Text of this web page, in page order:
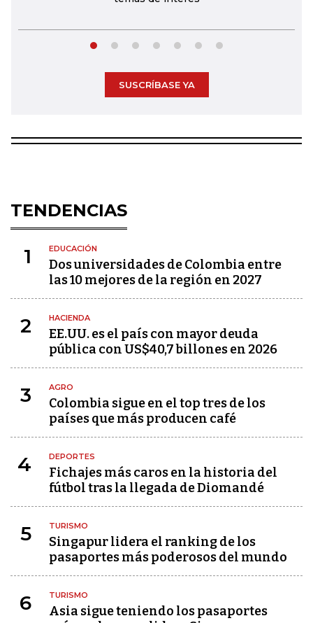
SUSCRÍBASE YA
TENDENCIAS
1 EDUCACIÓN
Dos universidades de Colombia entre
las 10 mejores de la región en 2027
2 HACIENDA
EE.UU. es el país con mayor deuda
pública con US$40,7 billones en 2026
3 AGRO
Colombia sigue en el top tres de los
países que más producen café
4 DEPORTES
Fichajes más caros en la historia del
fútbol tras la llegada de Diomandé
5 TURISMO
Singapur lidera el ranking de los
pasaportes más poderosos del mundo
6 TURISMO
Asia sigue teniendo los pasaportes